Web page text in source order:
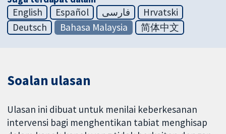
English
Español فارسی
Hrvatski
Deutsch
Bahasa Malaysia 简体中文
Soalan ulasan
Ulasan ini dibuat untuk menilai keberkesanan
intervensi bagi menghentikan tabiat menghisap